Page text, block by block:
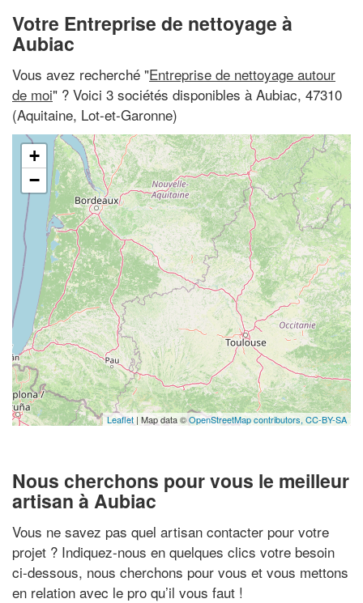
Votre Entreprise de nettoyage à
Aubiac
Vous avez recherché "Entreprise de nettoyage autour
de moi" ? Voici 3 sociétés disponibles à Aubiac, 47310
(Aquitaine, Lot-et-Garonne)
+
−
Leaflet | Map data ©OpenStreetMap contributors, CC-BY-SA
Nous cherchons pour vous le meilleur
artisan à Aubiac
Vous ne savez pas quel artisan contacter pour votre
projet ? Indiquez-nous en quelques clics votre besoin
ci-dessous, nous cherchons pour vous et vous mettons
en relation avec le pro qu’il vous faut !